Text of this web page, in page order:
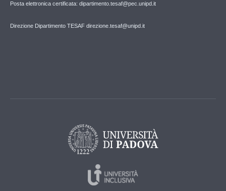
Posta elettronica certificata: dipartimento.tesaf@pec.unipd.it
Direzione Dipartimento TESAF direzione.tesaf@unipd.it